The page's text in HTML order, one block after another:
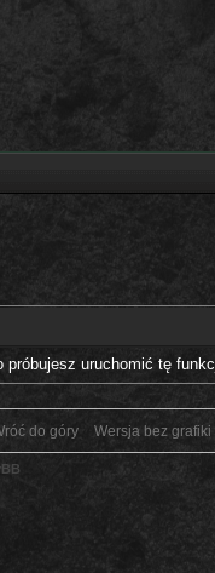
uruchomić tę
do góry Wersja bez grafiki